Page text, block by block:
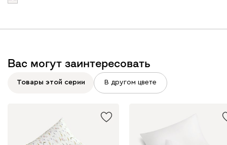
Вас могут заинтересовать
Товары этой серии В другом цвете